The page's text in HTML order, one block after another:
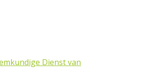
Dienst van